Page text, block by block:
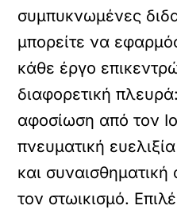
συμπυκνωμένες
μπορείτε να
κάθε έργο
διαφορετική
αφοσίωση από τον
πνευματική
και
τον στωικισμό.